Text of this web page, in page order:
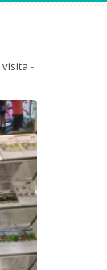
visita -